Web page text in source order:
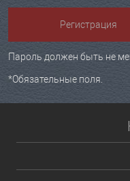
Пароль должен быть не
*Обязательные поля.